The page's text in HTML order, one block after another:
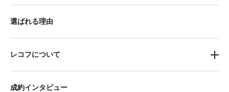
選ばれる理由
レコフについて
成約インタビュー